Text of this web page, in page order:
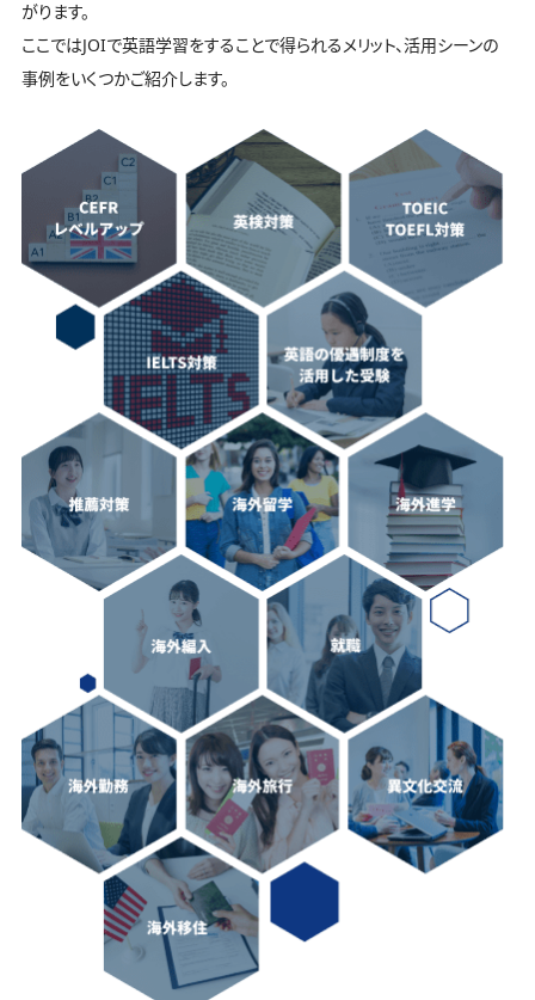
がります。
ここではJOIで英語学習をすることで得られるメリット、活用シーンの
事例をいくつかご紹介します。